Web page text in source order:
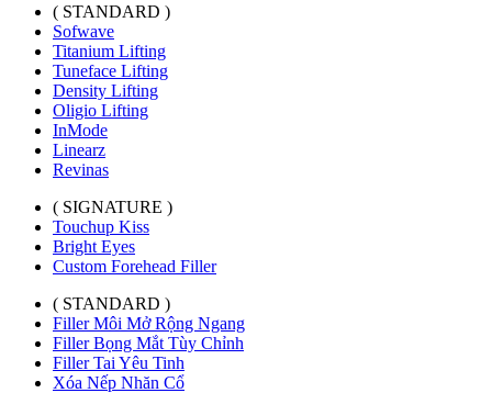
( STANDARD )
Sofwave
Titanium Lifting
Tuneface Lifting
Density Lifting
Oligio Lifting
InMode
Linearz
Revinas
( SIGNATURE )
Touchup Kiss
Bright Eyes
Custom Forehead Filler
( STANDARD )
Filler Môi Mở Rộng Ngang
Filler Bọng Mắt Tùy Chỉnh
Filler Tai Yêu Tinh
Xóa Nếp Nhăn Cổ